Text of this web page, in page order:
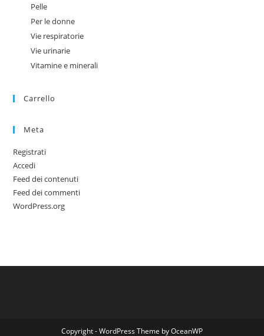
Pelle
Per le donne
Vie respiratorie
Vie urinarie
Vitamine e minerali
Carrello
Meta
Registrati
Accedi
Feed dei contenuti
Feed dei commenti
WordPress.org
Copyright - WordPress Theme by OceanWP